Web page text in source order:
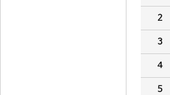
2
3
4
5